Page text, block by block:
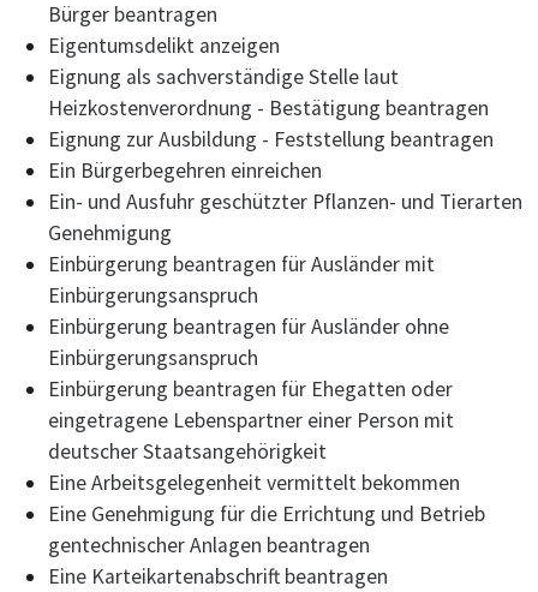
Bürger beantragen
Eigentumsdelikt anzeigen
Eignung als sachverständige Stelle laut
Heizkostenverordnung - Bestätigung beantragen
Eignung zur Ausbildung - Feststellung beantragen
Ein Bürgerbegehren einreichen
Ein- und Ausfuhr geschützter Pflanzen- und Tierarten
Genehmigung
Einbürgerung beantragen für Ausländer mit
Einbürgerungsanspruch
Einbürgerung beantragen für Ausländer ohne
Einbürgerungsanspruch
Einbürgerung beantragen für Ehegatten oder
eingetragene Lebenspartner einer Person mit
deutscher Staatsangehörigkeit
Eine Arbeitsgelegenheit vermittelt bekommen
Eine Genehmigung für die Errichtung und Betrieb
gentechnischer Anlagen beantragen
Eine Karteikartenabschrift beantragen